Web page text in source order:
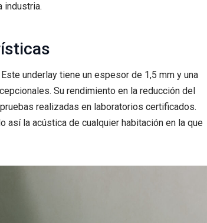
industria.
underlay tiene un espesor de 1,5 mm y una
Su rendimiento en la reducción del
realizadas en laboratorios certificados.
así la acústica de cualquier habitación en la que